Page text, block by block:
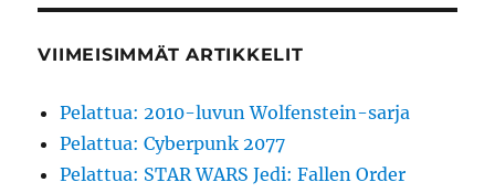
VIIMEISIMMÄT ARTIKKELIT
Pelattua: 2010-luvun Wolfenstein-sarja
Pelattua: Cyberpunk 2077
Pelattua: STAR WARS Jedi: Fallen Order